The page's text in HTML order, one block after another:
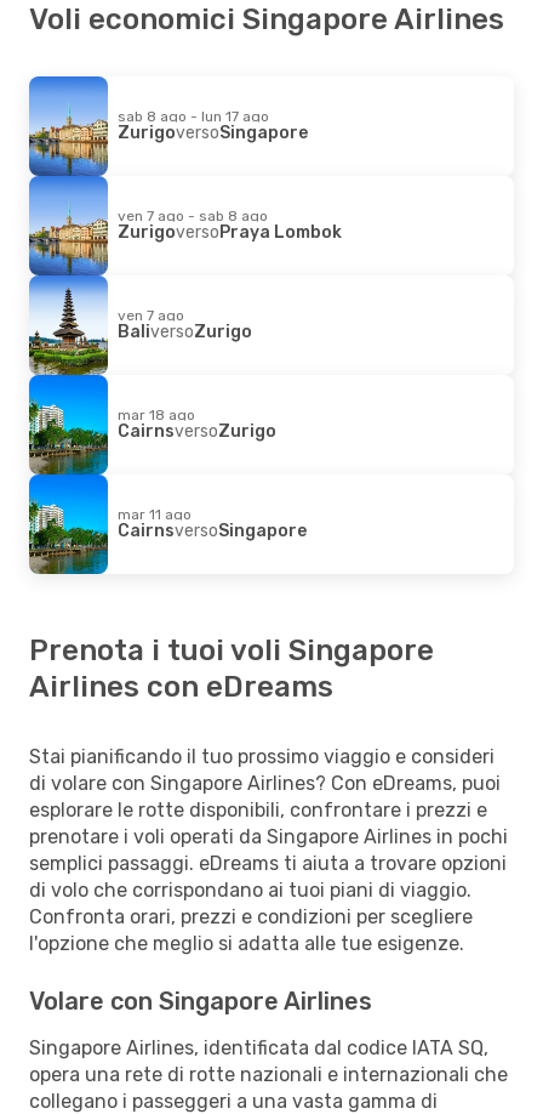
Voli economici Singapore Airlines
sab 8 ago - lun 17 ago
ZurigoversoSingapore
ven 7 ago - sab 8 ago
ZurigoversoPraya Lombok
ven 7 ago
BaliversoZurigo
mar 18 ago
CairnsversoZurigo
mar 11 ago
CairnsversoSingapore
Prenota i tuoi voli Singapore
Airlines con eDreams
Stai pianificando il tuo prossimo viaggio e consideri
di volare con Singapore Airlines? Con eDreams, puoi
esplorare le rotte disponibili, confrontare i prezzi e
prenotare i voli operati da Singapore Airlines in pochi
semplici passaggi. eDreams ti aiuta a trovare opzioni
di volo che corrispondano ai tuoi piani di viaggio.
Confronta orari, prezzi e condizioni per scegliere
l'opzione che meglio si adatta alle tue esigenze.
Volare con Singapore Airlines
Singapore Airlines, identificata dal codice IATA SQ,
opera una rete di rotte nazionali e internazionali che
collegano i passeggeri a una vasta gamma di